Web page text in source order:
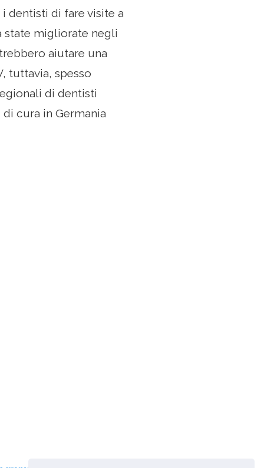
dentisti di fare visite a
state migliorate negli
aiutare una
tuttavia, spesso
di dentisti
cura in Germania